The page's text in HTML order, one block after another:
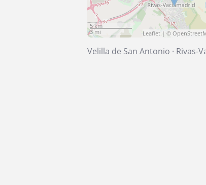
5 km
3 mi
Leaflet | ©
Velilla de San Antonio · Rivas-